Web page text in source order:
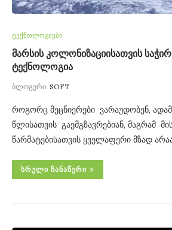
ტექნოლოგიები
მარსის კოლონიზაციისათვის
ტექნოლოგია
ბლოგერი: SOFT
როგორც მეცნიერები ვარაუდობენ,
წლისათვის გაემგზავრებიან, მაგრამ
წარმატებისათვის ყველაფერი მზად
ᲡᲠᲣᲚᲘ ᲩᲐᲜᲐᲬᲔᲠᲘ